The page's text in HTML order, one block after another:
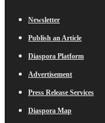
Newsletter
Publish an Article
Diaspora Platform
Advertisement
Press Release Services
Diaspora Map